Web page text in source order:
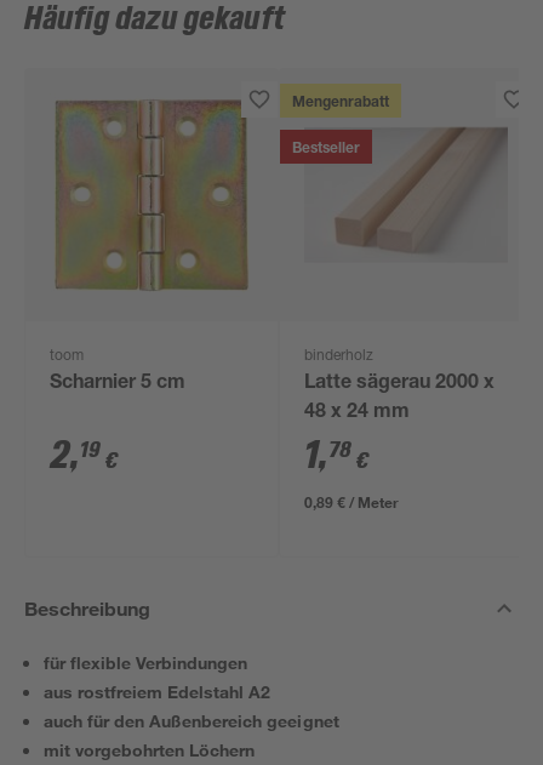
Häufig dazu gekauft
toom
Scharnier 5 cm
2,19 €
Mengenrabatt
Bestseller
binderholz
Latte sägerau 2000 x
48 x 24 mm
1,78 €
0,89 € / Meter
Beschreibung
für flexible Verbindungen
aus rostfreiem Edelstahl A2
auch für den Außenbereich geeignet
mit vorgebohrten Löchern